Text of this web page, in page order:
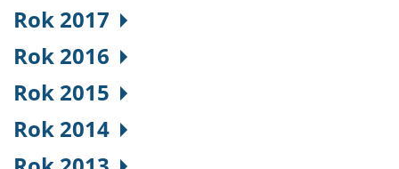
Rok 2017
Rok 2016
Rok 2015
Rok 2014